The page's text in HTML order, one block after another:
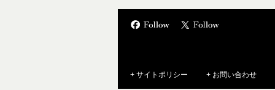
+ サイトポリシー + お問い合わせ